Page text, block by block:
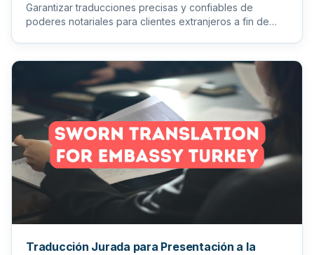
Garantizar traducciones precisas y confiables de
poderes notariales para clientes extranjeros a fin de
Traducción Jurada para Presentación a la